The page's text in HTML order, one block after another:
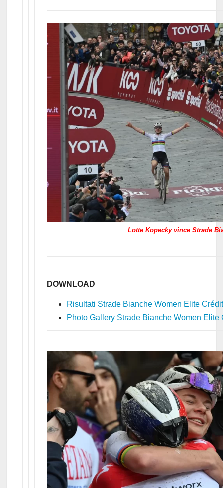
Lotte Kopecky vince Strade
DOWNLOAD
Risultati Strade Bianche Women Elite
Photo Gallery Strade Bianche Women Elite